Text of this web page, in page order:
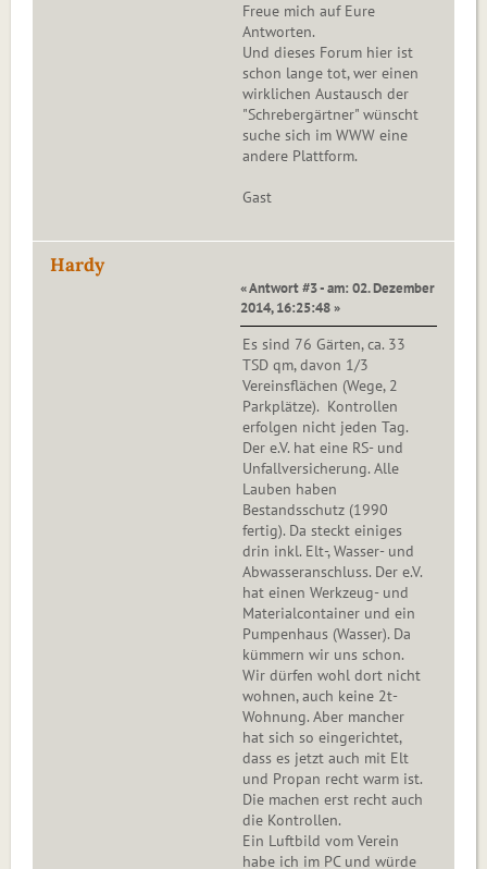
Freue mich auf Eure
Antworten.
Und dieses Forum hier ist
schon lange tot, wer einen
wirklichen Austausch der
"Schrebergärtner" wünscht
suche sich im WWW eine
andere Plattform.
Gast
Hardy
« Antwort #3 - am: 02. Dezember
2014, 16:25:48 »
Es sind 76 Gärten, ca. 33
TSD qm, davon 1/3
Vereinsflächen (Wege, 2
Parkplätze). Kontrollen
erfolgen nicht jeden Tag.
Der e.V. hat eine RS- und
Unfallversicherung. Alle
Lauben haben
Bestandsschutz (1990
fertig). Da steckt einiges
drin inkl. Elt-, Wasser- und
Abwasseranschluss. Der e.V.
hat einen Werkzeug- und
Materialcontainer und ein
Pumpenhaus (Wasser). Da
kümmern wir uns schon.
Wir dürfen wohl dort nicht
wohnen, auch keine 2t-
Wohnung. Aber mancher
hat sich so eingerichtet,
dass es jetzt auch mit Elt
und Propan recht warm ist.
Die machen erst recht auch
die Kontrollen.
Ein Luftbild vom Verein
habe ich im PC und würde